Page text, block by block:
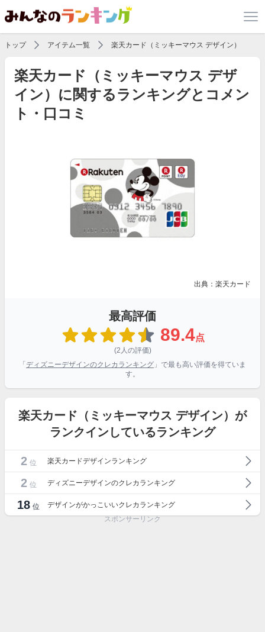
トップ アイテム一覧 楽天カード（ミッキーマウス デザイン）
楽天カード（ミッキーマウス デザ
イン）に関するランキングとコメン
ト・口コミ
出典：楽天カード
最高評価
89.4点
(2人の評価)
「 ディズニーデザインのクレカランキング 」で最も高い評価を得ていま
す。
楽天カード（ミッキーマウス デザイン）が
ランクインしているランキング
2 位 楽天カードデザインランキング
2 位 ディズニーデザインのクレカランキング
18 位
デザインがかっこいいクレカランキング
スポンサーリンク